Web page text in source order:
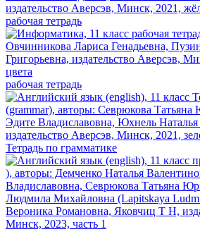
рабочая тетрадь
рабочая тетрадь
Тетрадь по грамматике